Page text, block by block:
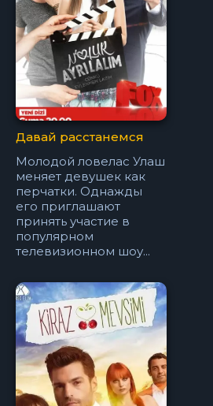
Давай расстанемся
Молодой ловелас Улаш
меняет девушек как
перчатки. Однажды
его приглашают
принять участие в
популярном
телевизионном шоу...